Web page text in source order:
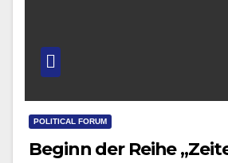
POLITICAL FORUM
Beginn der Reihe